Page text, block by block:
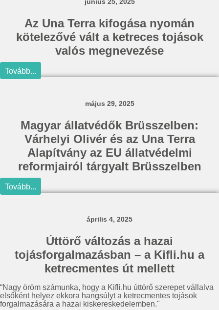
június 25, 2025
Az Una Terra kifogása nyomán
kötelezővé vált a ketreces tojások
valós megnevezése
Tovább...
május 29, 2025
Magyar állatvédők Brüsszelben:
Várhelyi Olivér és az Una Terra
Alapítvány az EU állatvédelmi
reformjairól tárgyalt Brüsszelben
Tovább...
április 4, 2025
Úttörő változás a hazai
tojásforgalmazásban – a Kifli.hu a
ketrecmentes út mellett
“Nagy öröm számunka, hogy a Kifli.hu úttörő szerepet vállalva
elsőként helyez ekkora hangsúlyt a ketrecmentes tojások
forgalmazására a hazai kiskereskedelemben."